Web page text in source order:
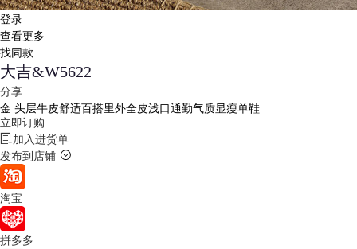
登录
查看更多
找同款
大吉&W5622
分享
金 头层牛皮舒适百搭里外全皮浅口通勤气质显瘦单鞋
立即订购
加入进货单
发布到店铺
淘宝
拼多多